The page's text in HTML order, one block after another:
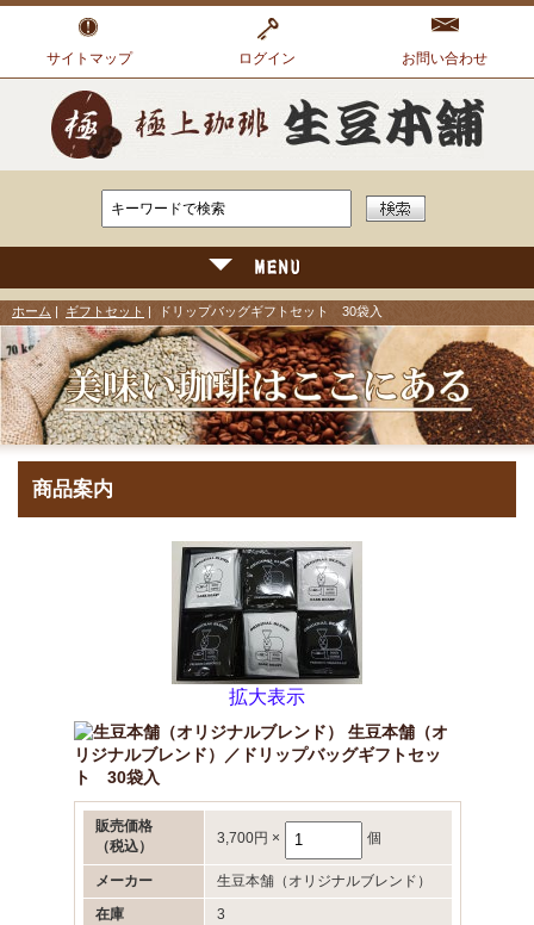
サイトマップ ログイン お問い合わせ
ホーム ギフトセット | ドリップバッグギフトセット 30袋入
商品案内
拡大表示
生豆本舗（オ
リジナルブレンド）／ドリップバッグギフトセッ
ト 30袋入
販売価格
（税込）
3,700円 × 個
メーカー
生豆本舗（オリジナルブレンド）
在庫
3